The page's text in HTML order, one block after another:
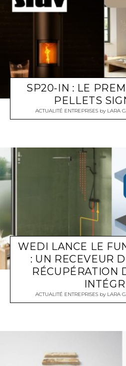
SP20-IN : LE
PELLETS
ACTUALITÉ ENTREPRISESby LARA
WEDI LANCE LE
: UN RECEVEUR
RÉCUPÉRATION
ACTUALITÉ ENTREPRISESby LARA